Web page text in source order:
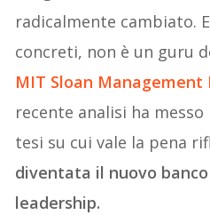
radicalmente cambiato.
concreti, non è un guru
MIT Sloan Management
recente analisi ha
tesi su cui vale la pena
diventata il nuovo
leadership.